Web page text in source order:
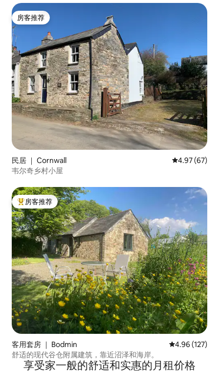
房客推荐
房客推荐
民居 ｜ Cornwall 平均评分
4.97 (67)
韦尔奇乡村小屋
热门「房客推荐」
房客推荐
客用套房 ｜ Bodmin 平均评分 4.96
4.96 (127)
舒适的现代谷仓附属建筑，靠近沼泽和海岸。
享受家一般的舒适和实惠的月租价格